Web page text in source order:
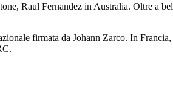
Raul Fernandez in Australia. Oltre a
firmata da Johann Zarco. In